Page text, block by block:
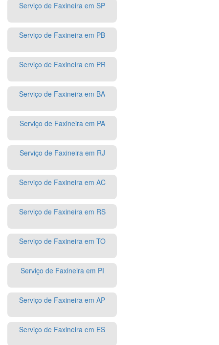
Serviço de Faxineira em SP
Serviço de Faxineira em PB
Serviço de Faxineira em PR
Serviço de Faxineira em BA
Serviço de Faxineira em PA
Serviço de Faxineira em RJ
Serviço de Faxineira em AC
Serviço de Faxineira em RS
Serviço de Faxineira em TO
Serviço de Faxineira em PI
Serviço de Faxineira em AP
Serviço de Faxineira em ES